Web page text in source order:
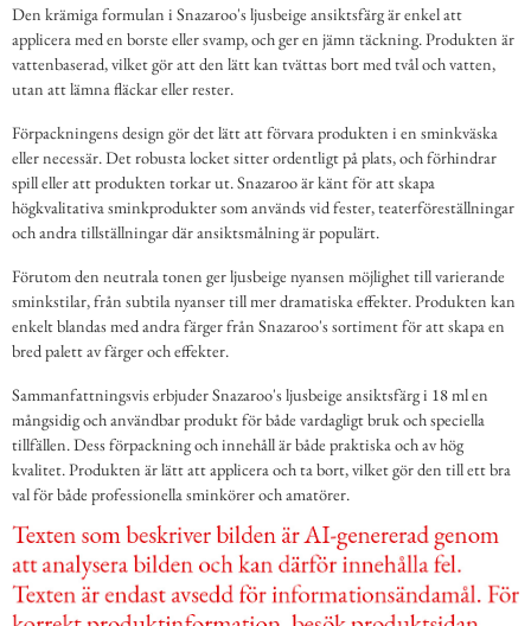
Den krämiga formulan i Snazaroo's ljusbeige ansiktsfärg är enkel att
applicera med en borste eller svamp, och ger en jämn täckning. Produkten är
vattenbaserad, vilket gör att den lätt kan tvättas bort med tvål och vatten,
utan att lämna fläckar eller rester.
Förpackningens design gör det lätt att förvara produkten i en sminkväska
eller necessär. Det robusta locket sitter ordentligt på plats, och förhindrar
spill eller att produkten torkar ut. Snazaroo är känt för att skapa
högkvalitativa sminkprodukter som används vid fester, teaterföreställningar
och andra tillställningar där ansiktsmålning är populärt.
Förutom den neutrala tonen ger ljusbeige nyansen möjlighet till varierande
sminkstilar, från subtila nyanser till mer dramatiska effekter. Produkten kan
enkelt blandas med andra färger från Snazaroo's sortiment för att skapa en
bred palett av färger och effekter.
Sammanfattningsvis erbjuder Snazaroo's ljusbeige ansiktsfärg i 18 ml en
mångsidig och användbar produkt för både vardagligt bruk och speciella
tillfällen. Dess förpackning och innehåll är både praktiska och av hög
kvalitet. Produkten är lätt att applicera och ta bort, vilket gör den till ett bra
val för både professionella sminkörer och amatörer.